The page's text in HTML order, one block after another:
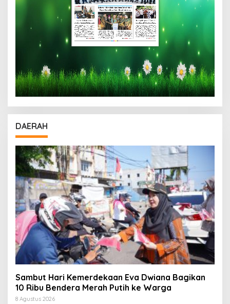
DAERAH
Sambut Hari Kemerdekaan Eva Dwiana Bagikan
10 Ribu Bendera Merah Putih ke Warga
8 Agustus 2026